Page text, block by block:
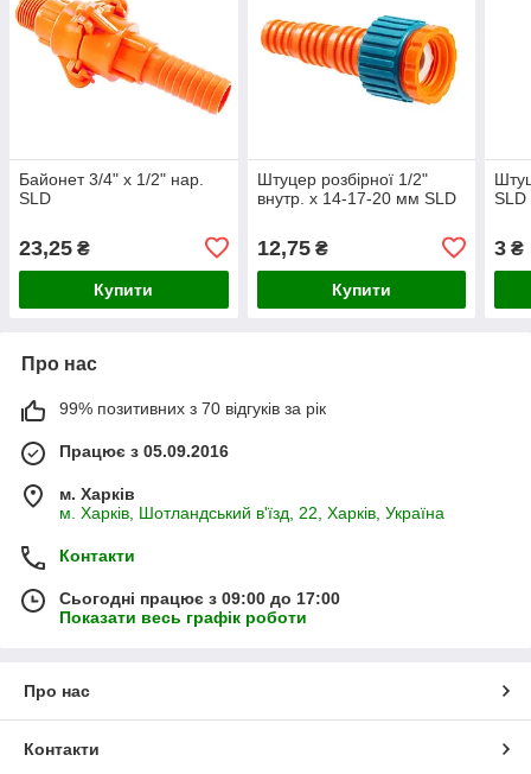
Байонет 3/4" x 1/2" нар.
SLD
23,25 ₴
Купити
Штуцер розбірної 1/2"
внутр. х 14-17-20 мм SLD
12,75₴
Купити
SLD
3 ₴
Про нас
99% позитивних з 70 відгуків за рік
Працює з 05.09.2016
м. Харків
м. Харків, Шотландський в'їзд, 22, Харків, Україна
Контакти
Сьогодні працює з 09:00 до 17:00
Показати весь графік роботи
Про нас
Контакти